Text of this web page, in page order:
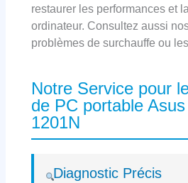
restaurer les performances et
ordinateur. Consultez aussi
problèmes de surchauffe ou
Notre Service pour
de PC portable
1201N
Diagnostic Précis